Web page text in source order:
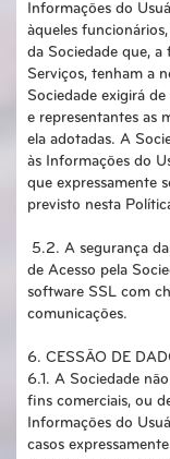
Informações do
àqueles
da Sociedade que,
Serviços, tenham a
Sociedade exigirá
e representantes as
ela adotadas. A
às Informações do
que expressamente
previsto nesta
5.2. A segurança
de Acesso pela
software SSL com
comunicações.
6. CESSÃO DE
6.1. A Sociedade
fins comerciais, ou
Informações do
casos